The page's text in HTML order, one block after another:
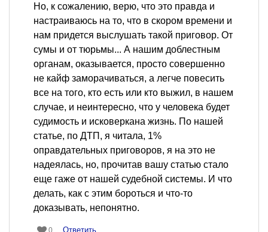
Но, к сожалению, верю, что это правда и
настраиваюсь на то, что в скором времени и
нам придется выслушать такой приговор. От
сумы и от тюрьмы... А нашим доблестным
органам, оказывается, просто совершенно
не кайф заморачиваться, а легче повесить
все на того, кто есть или кто выжил, в нашем
случае, и неинтересно, что у человека будет
судимость и исковеркана жизнь. По нашей
статье, по ДТП, я читала, 1%
оправдательных приговоров, я на это не
надеялась, но, прочитав вашу статью стало
еще гаже от нашей судебной системы. И что
делать, как с этим бороться и что-то
доказывать, непонятно.
0 Ответить